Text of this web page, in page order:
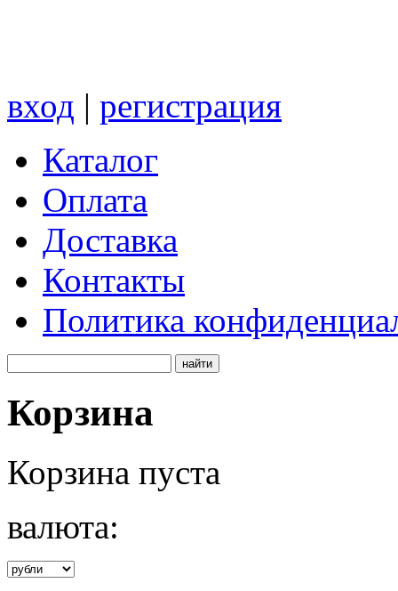
вход | регистрация
Каталог
Оплата
Доставка
Контакты
Политика
Корзина
Корзина пуста
валюта: